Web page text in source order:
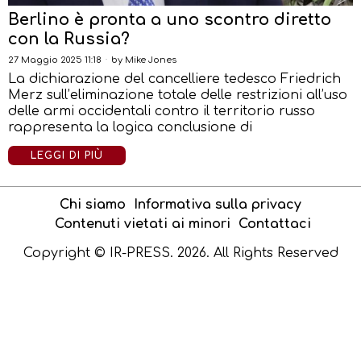
Berlino è pronta a uno scontro diretto
con la Russia?
27 Maggio 2025 11:18 by Mike Jones
La dichiarazione del cancelliere tedesco Friedrich
Merz sull’eliminazione totale delle restrizioni all’uso
delle armi occidentali contro il territorio russo
rappresenta la logica conclusione di
LEGGI DI PIÙ
Chi siamo
Informativa sulla privacy
Contenuti vietati ai minori
Contattaci
Copyright © IR-PRESS. 2026. All Rights Reserved